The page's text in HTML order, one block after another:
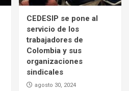
CEDESIP se pone al
servicio de los
trabajadores de
Colombia y sus
organizaciones
sindicales
agosto 30, 2024